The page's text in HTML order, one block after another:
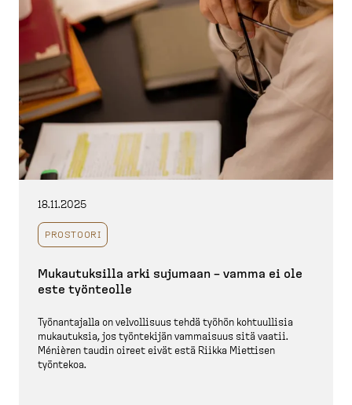
18.11.2025
PROSTOORI
Mukautuksilla arki sujumaan – vamma ei ole
este työnteolle
Työnan­tajalla on velvol­lisuus tehdä työhön kohtuullisia
mukautuksia, jos työntekijän vammaisuus sitä vaatii.
Ménièren taudin oireet eivät estä Riikka Miettisen
työntekoa.